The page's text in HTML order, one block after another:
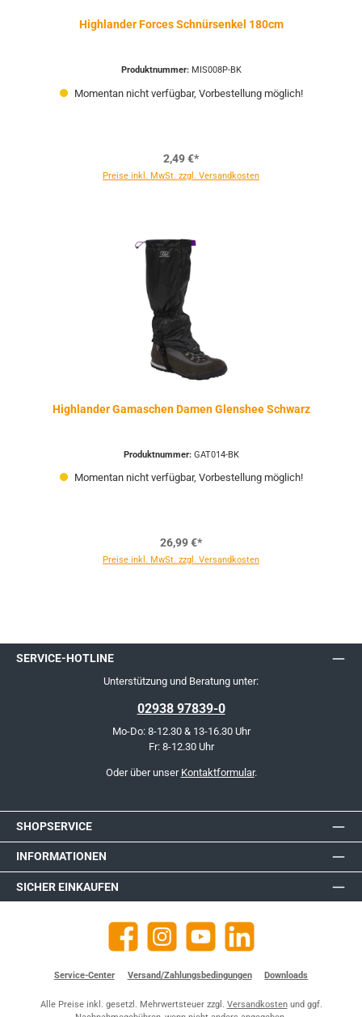
Highlander Forces Schnürsenkel 180cm
Produktnummer: MIS008P-BK
Momentan nicht verfügbar, Vorbestellung möglich!
2,49 €*
Preise inkl. MwSt. zzgl. Versandkosten
Highlander Gamaschen Damen Glenshee Schwarz
Produktnummer: GAT014-BK
Momentan nicht verfügbar, Vorbestellung möglich!
26,99 €*
Preise inkl. MwSt. zzgl. Versandkosten
SERVICE-HOTLINE
Unterstützung und Beratung unter:
02938 97839-0
Mo-Do: 8-12.30 & 13-16.30 Uhr
Fr: 8-12.30 Uhr
Oder über unser Kontaktformular.
SHOPSERVICE
INFORMATIONEN
SICHER EINKAUFEN
Facebook Instagram YouTube https://de.linkedin.com/company/
Service-Center Versand/Zahlungsbedingungen Downloads
Alle Preise inkl. gesetzl. Mehrwertsteuer zzgl. Versandkostenund ggf.